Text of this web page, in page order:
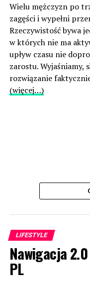
Wielu mężczyzn po
zagęści i wypełni
Rzeczywistość bywa
w których nie ma
upływ czasu nie
zarostu. Wyjaśniamy,
rozwiązanie
(więcej…)
LIFESTYLE
Nawigacja
PL